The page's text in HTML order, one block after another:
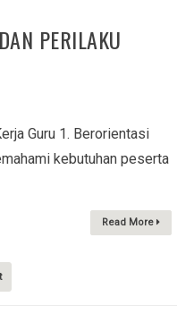
PERILAKU
Guru 1. Berorientasi
kebutuhan peserta
Read More